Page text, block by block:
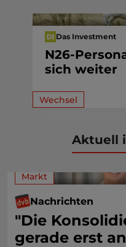
Das Investment
N26-
sich weiter
Wechsel
Aktuell
Markt
Nachrichten
"Die
gerade erst